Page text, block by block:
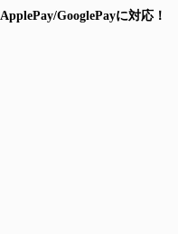
ApplePay/GooglePayに対応！